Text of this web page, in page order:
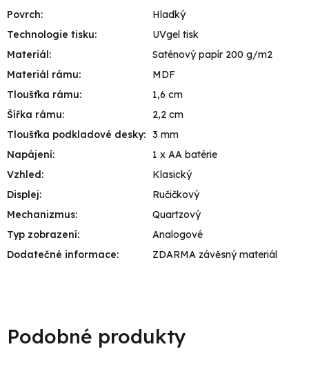
Povrch:
Hladký
Technologie tisku:
UVgel tisk
Materiál:
Saténový papír 200 g/m2
Materiál rámu:
MDF
Tloušťka rámu:
1,6 cm
Šířka rámu:
2,2 cm
Tloušťka podkladové desky: 3 mm
Napájení:
1 x AA batérie
Vzhled:
Klasický
Displej:
Ručičkový
Mechanizmus:
Quartzový
Typ zobrazení:
Analogové
Dodatečné informace: ZDARMA závěsný materiál